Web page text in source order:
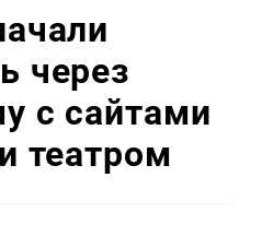
через
с сайтами
театром